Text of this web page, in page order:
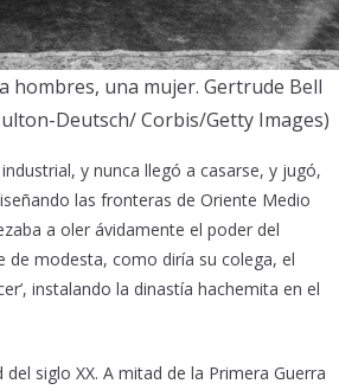
hombres, una mujer. Gertrude Bell
Deutsch/ Corbis/Getty Images)
y nunca llegó a casarse, y jugó,
las fronteras de Oriente Medio
a oler ávidamente el poder del
modesta, como diría su colega, el
instalando la dinastía hachemita en el
siglo XX. A mitad de la Primera Guerra